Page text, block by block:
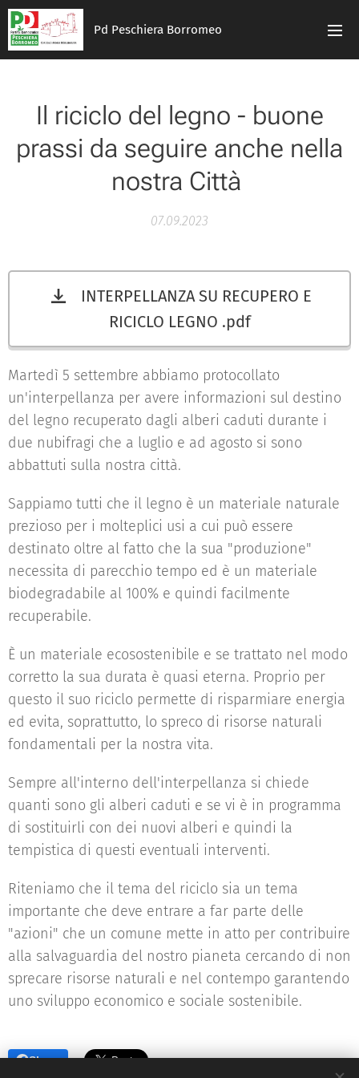
Pd Peschiera Borromeo
Il riciclo del legno - buone
prassi da seguire anche nella
nostra Città
07.09.2023
INTERPELLANZA SU RECUPERO E
RICICLO LEGNO .pdf
Martedì 5 settembre abbiamo protocollato
un'interpellanza per avere informazioni sul destino
del legno recuperato dagli alberi caduti durante i
due nubifragi che a luglio e ad agosto si sono
abbattuti sulla nostra città.
Sappiamo tutti che il legno è un materiale naturale
prezioso per i molteplici usi a cui può essere
destinato oltre al fatto che la sua "produzione"
necessita di parecchio tempo ed è un materiale
biodegradabile al 100% e quindi facilmente
recuperabile.
È un materiale ecosostenibile e se trattato nel modo
corretto la sua durata è quasi eterna. Proprio per
questo il suo riciclo permette di risparmiare energia
ed evita, soprattutto, lo spreco di risorse naturali
fondamentali per la nostra vita.
Sempre all'interno dell'interpellanza si chiede
quanti sono gli alberi caduti e se vi è in programma
di sostituirli con dei nuovi alberi e quindi la
tempistica di questi eventuali interventi.
Riteniamo che il tema del riciclo sia un tema
importante che deve entrare a far parte delle
"azioni" che un comune mette in atto per contribuire
alla salvaguardia del nostro pianeta cercando di non
sprecare risorse naturali e nel contempo garantendo
uno sviluppo economico e sociale sostenibile.
Share